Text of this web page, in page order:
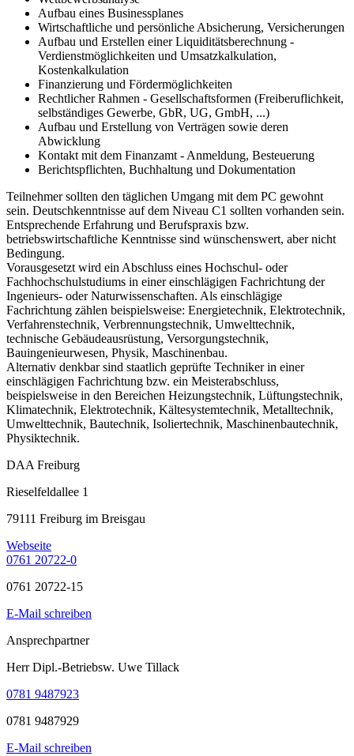
Aufbau eines Businessplanes
Wirtschaftliche und persönliche Absicherung, Versicherungen
Aufbau und Erstellen einer Liquiditätsberechnung -
Verdienstmöglichkeiten und Umsatzkalkulation,
Kostenkalkulation
Finanzierung und Fördermöglichkeiten
Rechtlicher Rahmen - Gesellschaftsformen (Freiberuflichkeit,
selbständiges Gewerbe, GbR, UG, GmbH, ...)
Aufbau und Erstellung von Verträgen sowie deren
Abwicklung
Kontakt mit dem Finanzamt - Anmeldung, Besteuerung
Berichtspflichten, Buchhaltung und Dokumentation
Teilnehmer sollten den täglichen Umgang mit dem PC gewohnt
sein. Deutschkenntnisse auf dem Niveau C1 sollten vorhanden sein.
Entsprechende Erfahrung und Berufspraxis bzw.
betriebswirtschaftliche Kenntnisse sind wünschenswert, aber nicht
Bedingung.
Vorausgesetzt wird ein Abschluss eines Hochschul- oder
Fachhochschulstudiums in einer einschlägigen Fachrichtung der
Ingenieurs- oder Naturwissenschaften. Als einschlägige
Fachrichtung zählen beispielsweise: Energietechnik, Elektrotechnik,
Verfahrenstechnik, Verbrennungstechnik, Umwelttechnik,
technische Gebäudeausrüstung, Versorgungstechnik,
Bauingenieurwesen, Physik, Maschinenbau.
Alternativ denkbar sind staatlich geprüfte Techniker in einer
einschlägigen Fachrichtung bzw. ein Meisterabschluss,
beispielsweise in den Bereichen Heizungstechnik, Lüftungstechnik,
Klimatechnik, Elektrotechnik, Kältesystemtechnik, Metalltechnik,
Umwelttechnik, Bautechnik, Isoliertechnik, Maschinenbautechnik,
Physiktechnik.
DAA Freiburg
Rieselfeldallee 1
79111 Freiburg im Breisgau
Webseite
0761 20722-0
0761 20722-15
E-Mail schreiben
Ansprechpartner
Herr Dipl.-Betriebsw. Uwe Tillack
0781 9487923
0781 9487929
E-Mail schreiben